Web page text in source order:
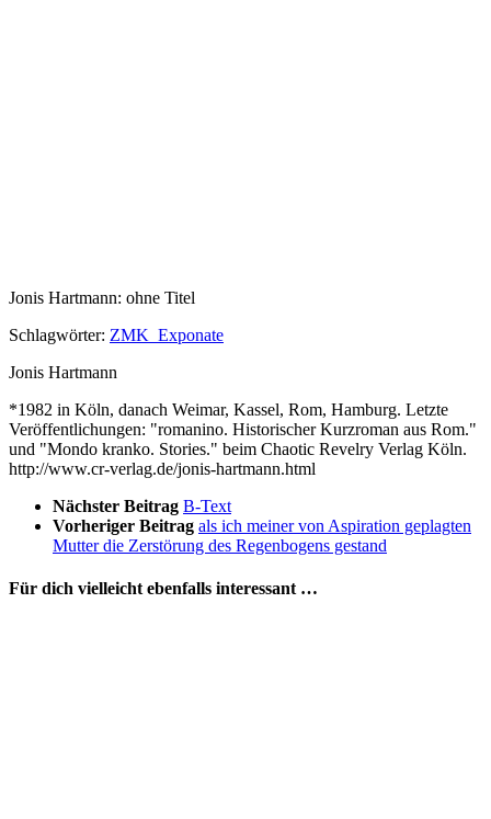
Jonis Hartmann: ohne Titel
Schlagwörter: ZMK_Exponate
Jonis Hartmann
*1982 in Köln, danach Weimar, Kassel, Rom, Hamburg. Letzte
Veröffentlichungen: "romanino. Historischer Kurzroman aus Rom."
und "Mondo kranko. Stories." beim Chaotic Revelry Verlag Köln.
http://www.cr-verlag.de/jonis-hartmann.html
Nächster Beitrag B-Text
Vorheriger Beitrag als ich meiner von Aspiration geplagten
Mutter die Zerstörung des Regenbogens gestand
Für dich vielleicht ebenfalls interessant …